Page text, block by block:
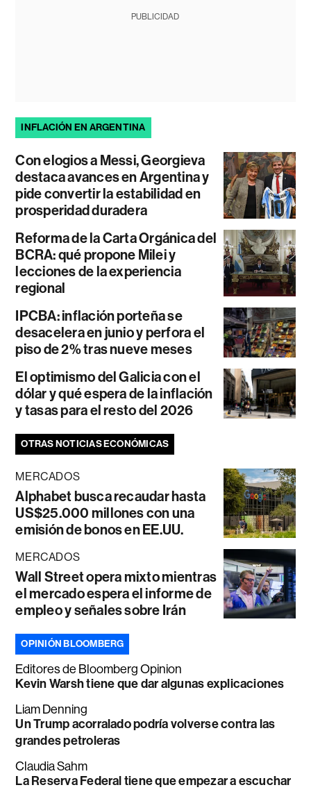
PUBLICIDAD
INFLACIÓN EN ARGENTINA
Con elogios a Messi, Georgieva
destaca avances en Argentina y
pide convertir la estabilidad en
prosperidad duradera
Reforma de la Carta Orgánica del
BCRA: qué propone Milei y
lecciones de la experiencia
regional
IPCBA: inflación porteña se
desacelera en junio y perfora el
piso de 2% tras nueve meses
El optimismo del Galicia con el
dólar y qué espera de la inflación
y tasas para el resto del 2026
OTRAS NOTICIAS ECONÓMICAS
MERCADOS
Alphabet busca recaudar hasta
US$25.000 millones con una
emisión de bonos en EE.UU.
MERCADOS
Wall Street opera mixto mientras
el mercado espera el informe de
empleo y señales sobre Irán
OPINIÓN BLOOMBERG
Editores de Bloomberg Opinion
Kevin Warsh tiene que dar algunas explicaciones
Liam Denning
Un Trump acorralado podría volverse contra las
grandes petroleras
Claudia Sahm
La Reserva Federal tiene que empezar a escuchar